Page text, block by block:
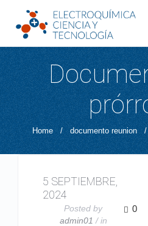
Home / documento reunion /
5 SEPTIEMBRE,
2024
Posted by
admin01 / in
0